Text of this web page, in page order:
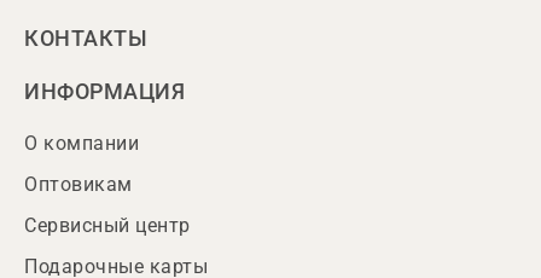
КОНТАКТЫ
ИНФОРМАЦИЯ
О компании
Оптовикам
Сервисный центр
Подарочные карты